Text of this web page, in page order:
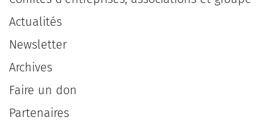
Actualités
Newsletter
Archives
Faire un don
Partenaires